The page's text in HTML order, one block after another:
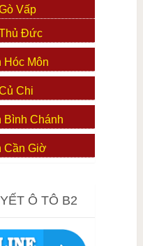
Vấp
Đức
Hóc Môn
Chi
Bình Chánh
Cần Giờ
Ô TÔ B2